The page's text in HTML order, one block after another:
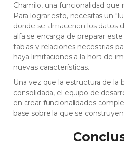
Chamilo, una funcionalidad que
Para lograr esto, necesitas un
donde se almacenen los datos
alfa se encarga de preparar
tablas y relaciones necesarias
haya limitaciones a la hora de
nuevas características.
Una vez que la estructura de la
consolidada, el equipo de
en crear funcionalidades
base sobre la que se